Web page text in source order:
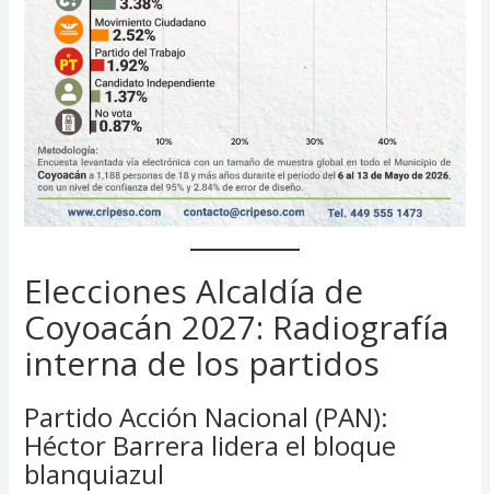
Elecciones Alcaldía de
Coyoacán 2027: Radiografía
interna de los partidos
Partido Acción Nacional (PAN):
Héctor Barrera lidera el bloque
blanquiazul